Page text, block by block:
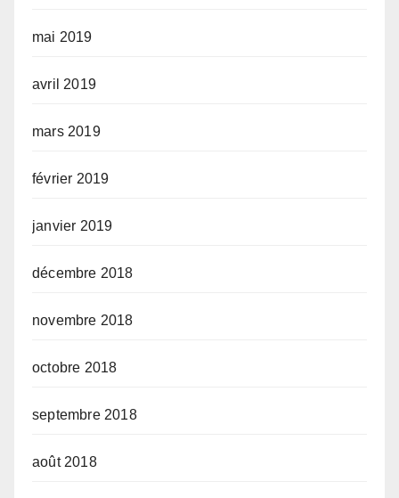
mai 2019
avril 2019
mars 2019
février 2019
janvier 2019
décembre 2018
novembre 2018
octobre 2018
septembre 2018
août 2018